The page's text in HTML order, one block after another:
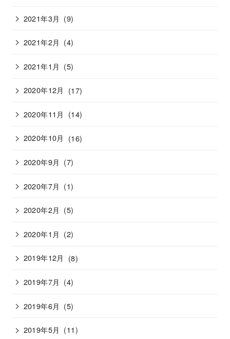
2021年3月 (9)
2021年2月 (4)
2021年1月 (5)
2020年12月 (17)
2020年11月 (14)
2020年10月 (16)
2020年9月 (7)
2020年7月 (1)
2020年2月 (5)
2020年1月 (2)
2019年12月 (8)
2019年7月 (4)
2019年6月 (5)
2019年5月 (11)